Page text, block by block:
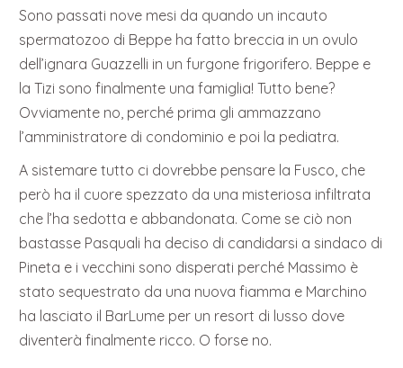
Sono passati nove mesi da quando un incauto
spermatozoo di Beppe ha fatto breccia in un ovulo
dell’ignara Guazzelli in un furgone frigorifero. Beppe e
la Tizi sono finalmente una famiglia! Tutto bene?
Ovviamente no, perché prima gli ammazzano
l’amministratore di condominio e poi la pediatra.
A sistemare tutto ci dovrebbe pensare la Fusco, che
però ha il cuore spezzato da una misteriosa infiltrata
che l’ha sedotta e abbandonata. Come se ciò non
bastasse Pasquali ha deciso di candidarsi a sindaco di
Pineta e i vecchini sono disperati perché Massimo è
stato sequestrato da una nuova fiamma e Marchino
ha lasciato il BarLume per un resort di lusso dove
diventerà finalmente ricco. O forse no.